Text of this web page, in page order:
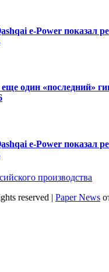
e-Power показал
один «последний»
e-Power показал
производства
reserved | Paper News